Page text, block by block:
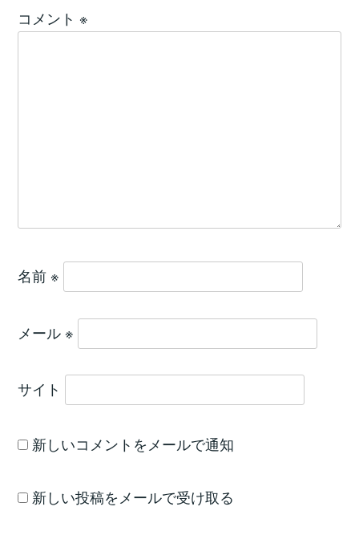
コメント ※
名前 ※
メール ※
サイト
新しいコメントをメールで通知
新しい投稿をメールで受け取る